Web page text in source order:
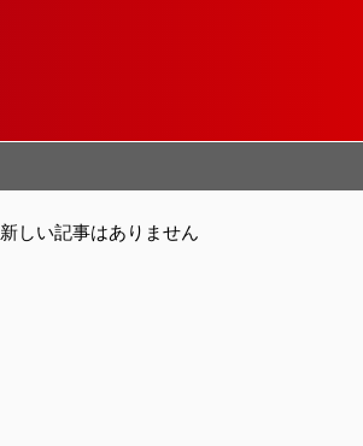
新しい記事はありません